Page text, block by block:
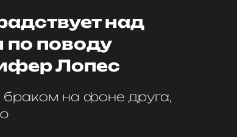
над
поводу
Лопес
браком на фоне друга,